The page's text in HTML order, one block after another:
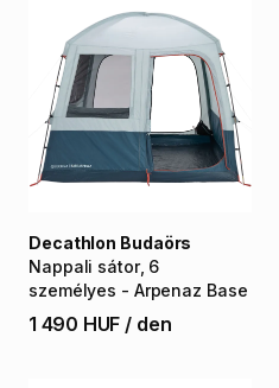
Nappali sátor​,​ 6
személyes - Arpenaz Base
Decathlon Budaörs
1 490 HUF / den